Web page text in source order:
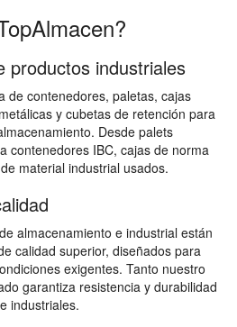
productos industriales
de contenedores, paletas, cajas
y cubetas de retención para
Desde palets
contenedores IBC, cajas de norma
material industrial usados.
almacenamiento e industrial están
calidad superior, diseñados para
exigentes. Tanto nuestro
garantiza resistencia y durabilidad
industriales.